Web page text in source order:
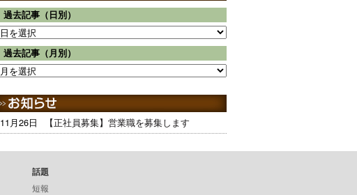
過去記事（日別）
過去記事（月別）
11月26日 【正社員募集】営業職を募集します
話題
短報